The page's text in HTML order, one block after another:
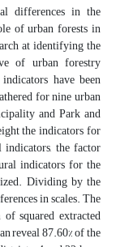
differences in the
of urban forests in
at identifying the
of urban forestry
have been
for nine urban
and Park and
the indicators for
the factor
indicators for the
Dividing by the
in scales. The
squared extracted
reveal 87.60% of the